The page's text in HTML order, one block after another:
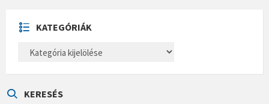
U
M
KATEGÓRIÁK
E
KERESÉS